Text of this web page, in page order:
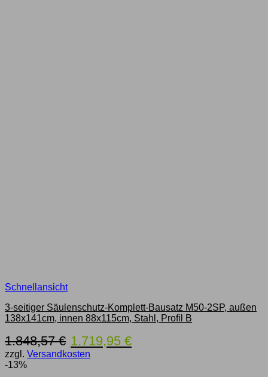
Schnellansicht
3-seitiger Säulenschutz-Komplett-Bausatz M50-2SP, außen
138x141cm, innen 88x115cm, Stahl, Profil B
1.848,57€ Ursprünglicher
Preis
war:
1.719,95 €Aktueller
Preis
zzgl. Versandkosten
-13%